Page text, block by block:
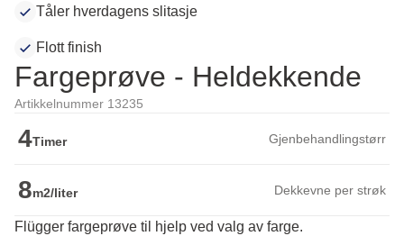
Tåler hverdagens slitasje
Flott finish
Fargeprøve - Heldekkende
Artikkelnummer 13235
4Timer Gjenbehandlingstørr
8m2/liter Dekkevne per strøk
Flügger fargeprøve til hjelp ved valg av farge.